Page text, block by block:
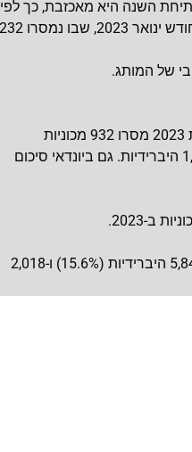
השנה היא מאכזבת, כך לפי
בדירוג המותגים, יונדאי ממשיכה להוביל את הרשימה גם בינואר עם 5,664 מסירות, ביניהן גם 572 חשמליות ו-1,749 היברידיות. גם ביונדאי סיכום
בגזרת הרכב הירוק, בינואר נמסרו 8,693 מכוניות חשמליות המהוות נתח שוק של 23.2% מכלל המכוניות! בנוסף, 5,846 היברידיות (15.6%) ו-2,018